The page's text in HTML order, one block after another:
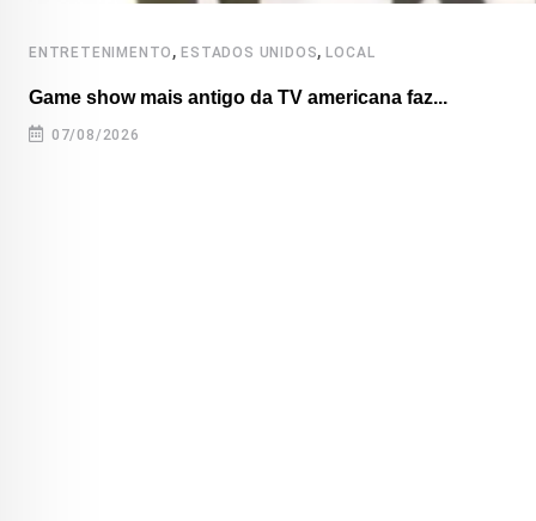
ENTRETENIMENTO ,ESTADOS UNIDOS,LOCAL
Game show mais antigo da TV americana faz...
07/08/2026